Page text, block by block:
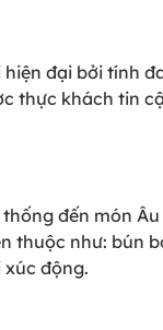
đại bởi tính
thực khách tin
đến món
thuộc như: bún
động.